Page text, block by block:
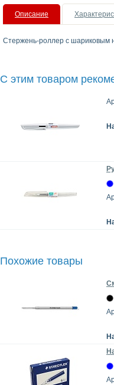
Описание
Стержень-роллер с шариковым
С этим товаром
Похожие товары